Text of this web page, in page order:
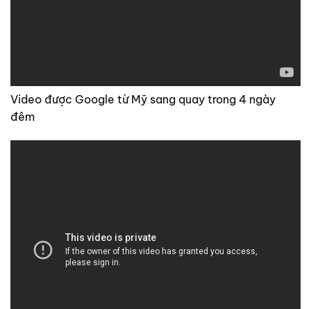
Video được Google từ Mỹ sang quay trong 4 ngày
đêm